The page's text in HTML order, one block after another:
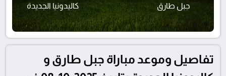
جبل طارق كاليدونيا الجديدة
تفاصيل وموعد مباراة جبل طارق و